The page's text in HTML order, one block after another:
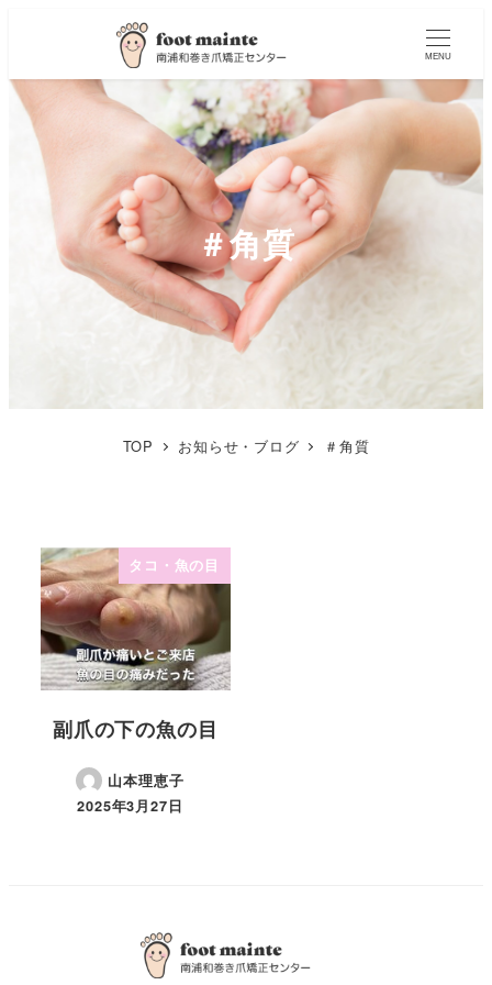
MENU
＃角質
TOP お知らせ・ブログ ＃角質
タコ・魚の目
副爪の下の魚の目
山本理恵子
2025年3月27日